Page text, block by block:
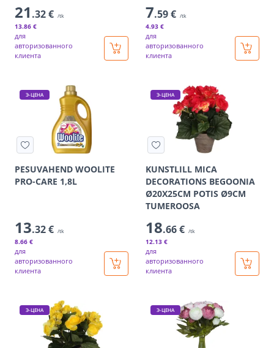
21 .32 € /tk
13.86 €
для
авторизованного
клиента
7.59 € /tk
4.93 €
для
авторизованного
клиента
Э-ЦЕНА
PESUVAHEND WOOLITE
PRO-CARE 1,8L
13.32 € /tk
8.66 €
для
авторизованного
клиента
Э-ЦЕНА
KUNSTLILL MICA
DECORATIONS BEGOONIA
Ø20X25CM POTIS Ø9CM
TUMEROOSA
18.66 € /tk
12.13 €
для
авторизованного
клиента
Э-ЦЕНА Э-ЦЕНА